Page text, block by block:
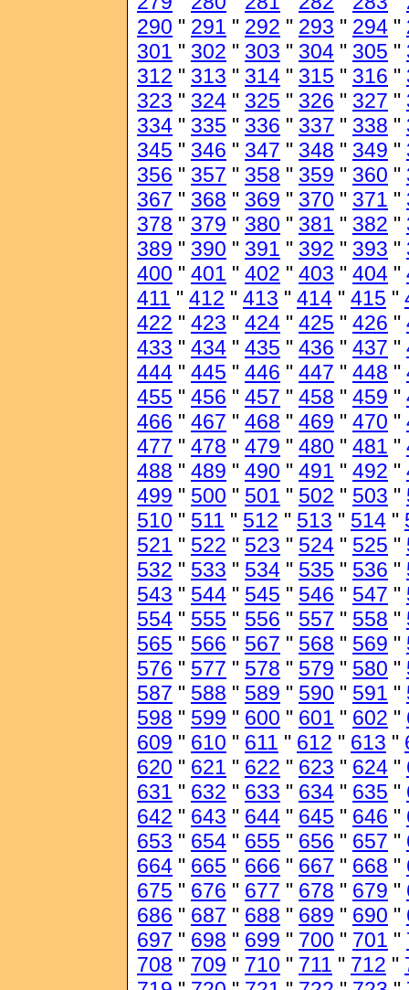
290 " 291 " 292 " 293 " 294 "
301 " 302 " 303 " 304 " 305 "
312 " 313 " 314 " 315 " 316 "
323 " 324 " 325 " 326 " 327 "
334 " 335 " 336 " 337 " 338 "
345 " 346 " 347 " 348 " 349 "
356 " 357 " 358 " 359 " 360 "
367 " 368 " 369 " 370 " 371 "
378 " 379 " 380 " 381 " 382 "
389 " 390 " 391 " 392 " 393 "
400 " 401 " 402 " 403 " 404 "
411 " 412 " 413 " 414 " 415 "
422 " 423 " 424 " 425 " 426 "
433 " 434 " 435 " 436 " 437 "
444 " 445 " 446 " 447 " 448 "
455 " 456 " 457 " 458 " 459 "
466 " 467 " 468 " 469 " 470 "
477 " 478 " 479 " 480 " 481 "
488 " 489 " 490 " 491 " 492 "
499 " 500 " 501 " 502 " 503 "
510 " 511 " 512 " 513 " 514 "
521 " 522 " 523 " 524 " 525 "
532 " 533 " 534 " 535 " 536 "
543 " 544 " 545 " 546 " 547 "
554 " 555 " 556 " 557 " 558 "
565 " 566 " 567 " 568 " 569 "
576 " 577 " 578 " 579 " 580 "
587 " 588 " 589 " 590 " 591 "
598 " 599 " 600 " 601 " 602 "
609 " 610 " 611 " 612 " 613 "
620 " 621 " 622 " 623 " 624 "
631 " 632 " 633 " 634 " 635 "
642 " 643 " 644 " 645 " 646 "
653 " 654 " 655 " 656 " 657 "
664 " 665 " 666 " 667 " 668 "
675 " 676 " 677 " 678 " 679 "
686 " 687 " 688 " 689 " 690 "
697 " 698 " 699 " 700 " 701 "
708 " 709 " 710 " 711 " 712 "